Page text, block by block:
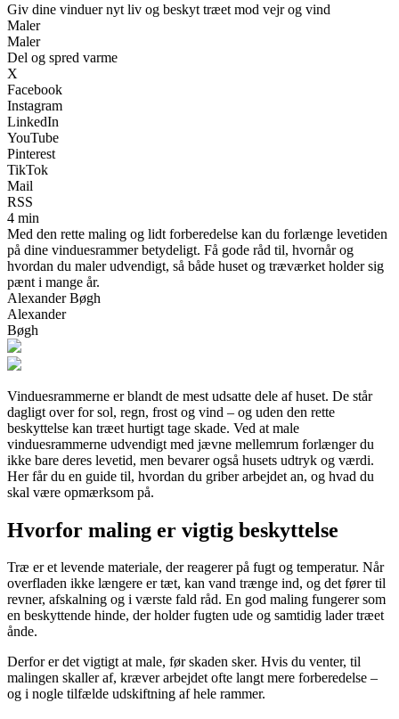
Giv dine vinduer nyt liv og beskyt træet mod vejr og vind
Maler
Maler
Del og spred varme
X
Facebook
Instagram
LinkedIn
YouTube
Pinterest
TikTok
Mail
RSS
4 min
Med den rette maling og lidt forberedelse kan du forlænge levetiden
på dine vinduesrammer betydeligt. Få gode råd til, hvornår og
hvordan du maler udvendigt, så både huset og træværket holder sig
pænt i mange år.
Alexander Bøgh
Alexander
Bøgh
Vinduesrammerne er blandt de mest udsatte dele af huset. De står
dagligt over for sol, regn, frost og vind – og uden den rette
beskyttelse kan træet hurtigt tage skade. Ved at male
vinduesrammerne udvendigt med jævne mellemrum forlænger du
ikke bare deres levetid, men bevarer også husets udtryk og værdi.
Her får du en guide til, hvordan du griber arbejdet an, og hvad du
skal være opmærksom på.
Hvorfor maling er vigtig beskyttelse
Træ er et levende materiale, der reagerer på fugt og temperatur. Når
overfladen ikke længere er tæt, kan vand trænge ind, og det fører til
revner, afskalning og i værste fald råd. En god maling fungerer som
en beskyttende hinde, der holder fugten ude og samtidig lader træet
ånde.
Derfor er det vigtigt at male, før skaden sker. Hvis du venter, til
malingen skaller af, kræver arbejdet ofte langt mere forberedelse –
og i nogle tilfælde udskiftning af hele rammer.